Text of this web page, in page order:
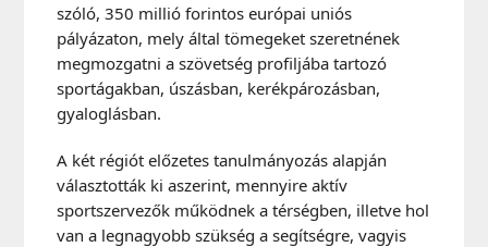
szóló, 350 millió forintos európai uniós
pályázaton, mely által tömegeket szeretnének
megmozgatni a szövetség profiljába tartozó
sportágakban, úszásban, kerékpározásban,
gyaloglásban.
A két régiót előzetes tanulmányozás alapján
választották ki aszerint, mennyire aktív
sportszervezők működnek a térségben, illetve hol
van a legnagyobb szükség a segítségre, vagyis